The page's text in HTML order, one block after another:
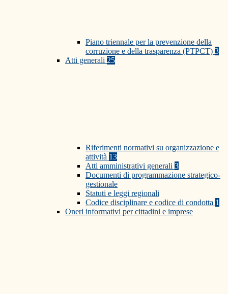
Piano triennale per la prevenzione della
corruzione e della trasparenza (PTPCT) 3
Atti generali 25
Riferimenti normativi su organizzazione e
attività 13
Atti amministrativi generali 3
Documenti di programmazione strategico-
gestionale
Statuti e leggi regionali
Codice disciplinare e codice di condotta 1
Oneri informativi per cittadini e imprese